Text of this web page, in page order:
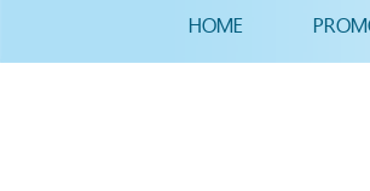
HOME